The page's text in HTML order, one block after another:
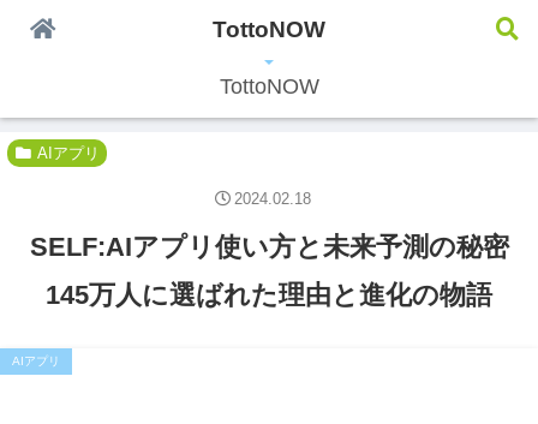
うわさの情報配信中
TottoNOW
AIアプリ
SELF:AIアプリ使い方と未来予測の秘密
145万人に選ばれた理由と進化の物語
AIアプリ
2024.02.18
TottoNOW